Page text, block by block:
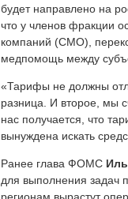
будет направлено на
что у членов фракции
компаний (СМО),
медпомощь между
«Тарифы не должны
разница. И второе, мы
нас получается, что
вынуждена искать
Ранее глава ФОМС
для выполнения задач